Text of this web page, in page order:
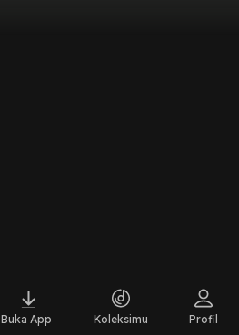
Buka App Koleksimu Profil